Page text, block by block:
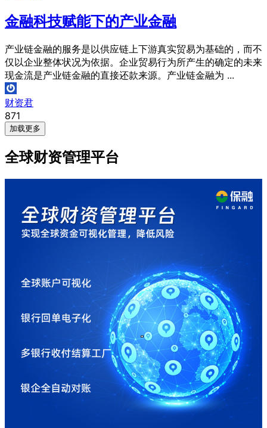
金融科技赋能下的产业金融
产业链金融的服务是以供应链上下游真实贸易为基础的，而不
仅以企业整体状况为依据。企业贸易行为所产生的确定的未来
现金流是产业链金融的直接还款来源。产业链金融为 ...
财资君
871
加载更多
全球财资管理平台